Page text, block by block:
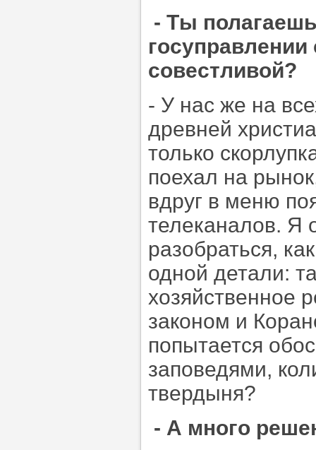
- Ты
госуправлении
совестливой?
- У нас же на
древней
только
поехал на
вдруг в меню
телеканалов. Я
разобраться,
одной детали:
хозяйственное
законом и
попытается
заповедями,
твердыня?
- А много